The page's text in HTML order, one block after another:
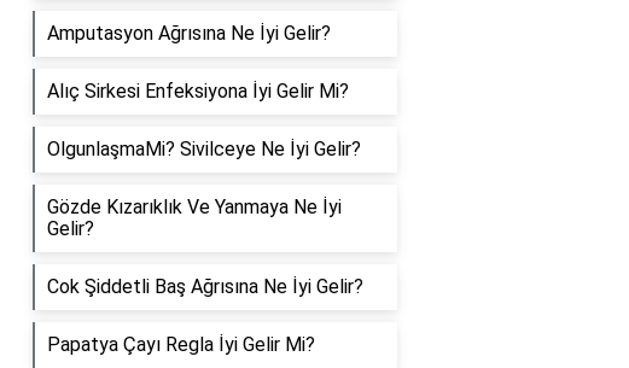
Amputasyon Ağrısına Ne İyi Gelir?
Alıç Sirkesi Enfeksiyona İyi Gelir Mi?
OlgunlaşmaMi? Sivilceye Ne İyi Gelir?
Gözde Kızarıklık Ve Yanmaya Ne İyi
Gelir?
Cok Şiddetli Baş Ağrısına Ne İyi Gelir?
Papatya Çayı Regla İyi Gelir Mi?